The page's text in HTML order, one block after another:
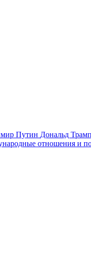
Путин Дональд Трамп
отношения и